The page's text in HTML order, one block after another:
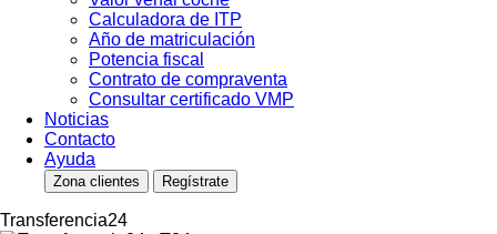
Calculadora de ITP
Año de matriculación
Potencia fiscal
Contrato de compraventa
Consultar certificado VMP
Noticias
Contacto
Ayuda
Zona clientes Regístrate
Transferencia24